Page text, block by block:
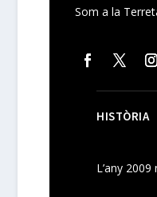
Som a la
HISTÒRIA
L’any